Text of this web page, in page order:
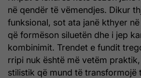
në qendër të vëmendjes. Dikur
funksional, sot ata janë kthyer
që formëson siluetën dhe i jep
kombinimit. Trendet e fundit
rripi nuk është më vetëm
stilistik që mund të transformojë